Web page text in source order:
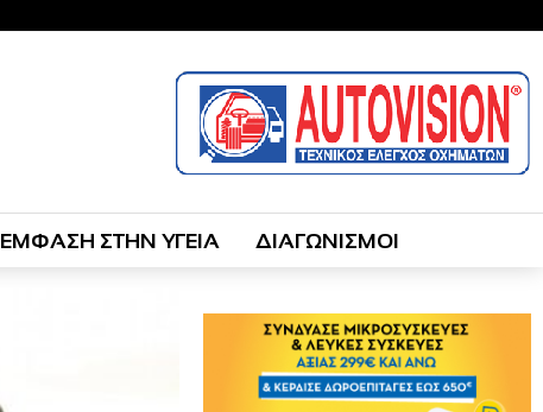
ΕΜΦΑΣΗ ΣΤΗΝ ΥΓΕΙΑ ΔΙΑΓΩΝΙΣΜΟΙ